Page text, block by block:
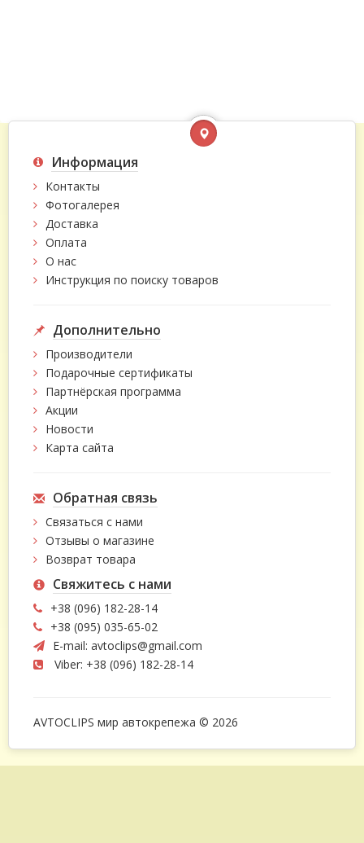
Информация
Контакты
Фотогалерея
Доставка
Оплата
О нас
Инструкция по поиску товаров
Дополнительно
Производители
Подарочные сертификаты
Партнёрская программа
Акции
Новости
Карта сайта
Обратная связь
Связаться с нами
Отзывы о магазине
Возврат товара
Свяжитесь с нами
+38 (096) 182-28-14
+38 (095) 035-65-02
E-mail: avtoclips@gmail.com
Viber: +38 (096) 182-28-14
AVTOCLIPS мир автокрепежа © 2026